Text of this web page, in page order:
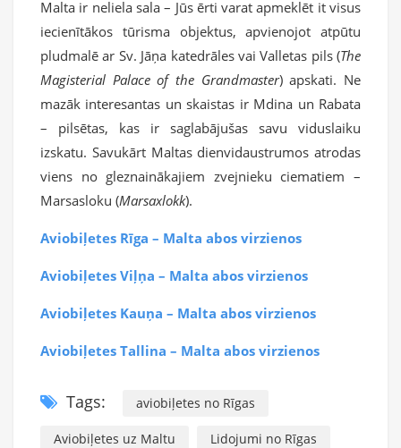
Malta ir neliela sala – Jūs ērti varat apmeklēt it visus
iecienītākos tūrisma objektus, apvienojot atpūtu
pludmalē ar Sv. Jāņa katedrāles vai Valletas pils (The
Magisterial Palace of the Grandmaster) apskati. Ne
mazāk interesantas un skaistas ir Mdina un Rabata
– pilsētas, kas ir saglabājušas savu viduslaiku
izskatu. Savukārt Maltas dienvidaustrumos atrodas
viens no gleznainākajiem zvejnieku ciematiem –
Marsasloku (Marsaxlokk).
Aviobiļetes Rīga – Malta abos virzienos
Aviobiļetes Viļņa – Malta abos virzienos
Aviobiļetes Kauņa – Malta abos virzienos
Aviobiļetes Tallina – Malta abos virzienos
Tags: aviobiļetes no Rīgas
Aviobiļetes uz Maltu Lidojumi no Rīgas